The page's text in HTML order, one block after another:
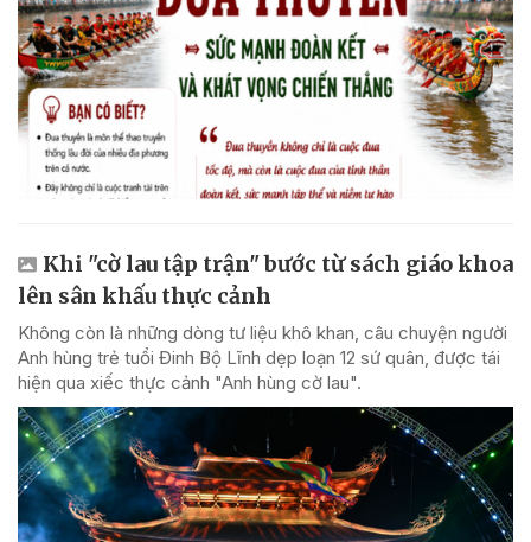
Khi "cờ lau tập trận" bước từ sách giáo khoa
lên sân khấu thực cảnh
Không còn là những dòng tư liệu khô khan, câu chuyện người
Anh hùng trẻ tuổi Đinh Bộ Lĩnh dẹp loạn 12 sứ quân, được tái
hiện qua xiếc thực cảnh "Anh hùng cờ lau".